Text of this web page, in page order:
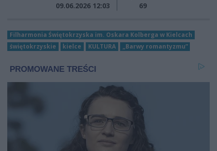
09.06.2026 12:03
69
Filharmonia Świętokrzyska im. Oskara Kolberga w Kielcach
świętokrzyskie
kielce KULTURA „Barwy romantyzmu”